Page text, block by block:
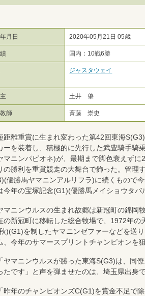
月日 2020年05月21日 05歳
国内：10戦6勝
ジャスタウェイ
土井 肇
師 斉藤 崇史
離重賞に生まれ変わった第42回東海
ーを装着し、積極的に先行した武豊騎手騎
マニンパピオネ)が、最期まで脚色衰えず
の勝利を重賞競走の大舞台で飾った。管理
優勝馬ヤマニンアルリフラ)に続くもので
今年の宝塚記念(G1)(優勝馬メイショウタバ
ニンウルスの生まれ故郷は新冠町の錦岡
の新冠町に移転した総合牧場で、1972年
)(G1)を制したヤマニンゼファーなどを送
、今年のサマースプリントチャンピオンを
マニンウルスが勝った東海S(G3)は、同
たです」と声を弾ませたのは、埼玉県出身
年のチャンピオンズC(G1)を賞金不足で